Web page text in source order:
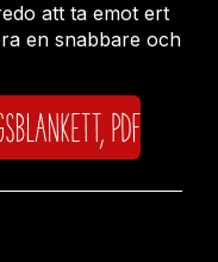
att ta emot ert
en snabbare och
PDF